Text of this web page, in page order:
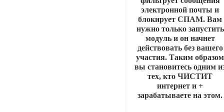
электронной почты и
блокирует СПАМ. Вам
нужно только запустить
модуль и он начнет
действовать без вашего
участия. Таким образом
вы становитесь одним
тех, кто ЧИСТИТ
интернет и +
зарабатываете на этом.